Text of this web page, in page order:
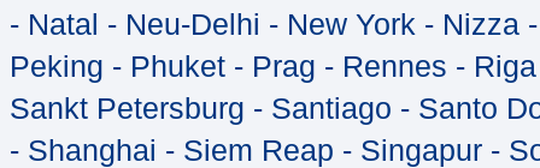
- Natal - Neu-Delhi - New York - Nizza
Peking - Phuket - Prag - Rennes -
Sankt Petersburg - Santiago - Santo
- Shanghai - Siem Reap - Singapur -